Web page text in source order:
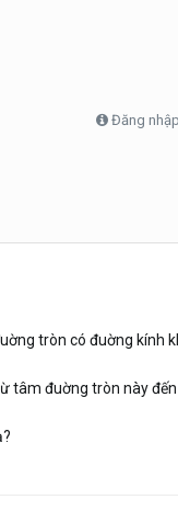
Đăng
tròn có đuờng kính
tâm đuờng tròn này